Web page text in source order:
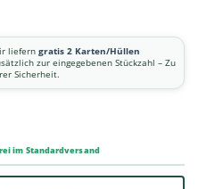
liefern gratis 2 Karten/Hüllen
zur eingegebenen Stückzahl – Zu
Sicherheit.
im Standardversand